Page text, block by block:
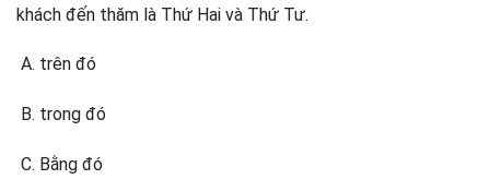
khách đến thăm là Thứ Hai và Thứ Tư.
trên đó
trong đó
Bằng đó